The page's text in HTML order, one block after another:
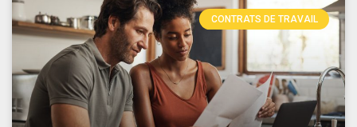
CONTRATS DE TRAVAIL